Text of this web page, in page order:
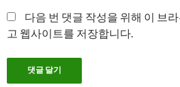
다음 번 댓글 작성을 위해 이 브
고 웹사이트를 저장합니다.